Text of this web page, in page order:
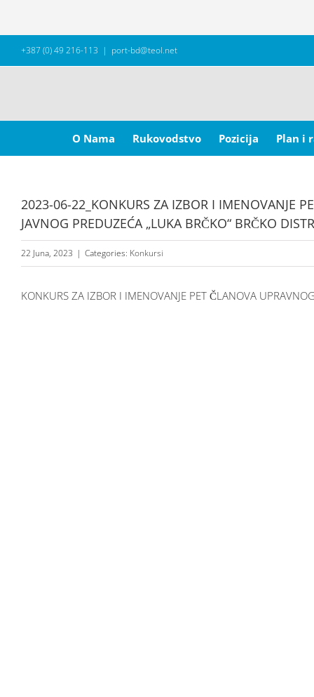
+387 (0) 49 216-113 | port-bd@teol.net
for:
O Nama
Rukovodstvo Pozicija Plan i
2023-06-22_KONKURS ZA IZBOR I IMENOVANJE
JAVNOG PREDUZEĆA „LUKA BRČKO“ BRČKO
22 Juna, 2023 | Categories: Konkursi
KONKURS ZA IZBOR I IMENOVANJE PET ČLANOVA